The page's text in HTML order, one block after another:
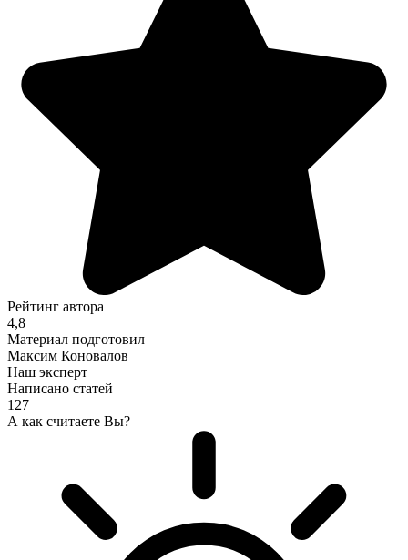
Рейтинг автора
4,8
Материал подготовил
Максим Коновалов
Наш эксперт
Написано статей
127
А как считаете Вы?